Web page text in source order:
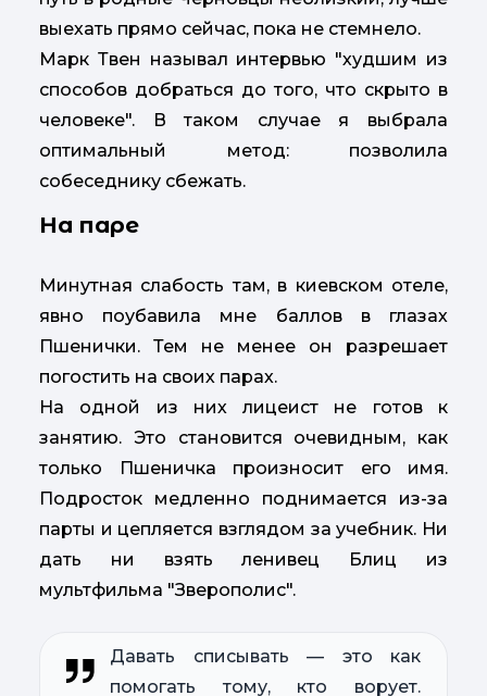
выехать прямо сейчас, пока не стемнело.
Марк Твен называл интервью "худшим из
способов добраться до того, что скрыто в
человеке". В таком случае я выбрала
оптимальный метод: позволила
собеседнику сбежать.
На паре
Минутная слабость там, в киевском отеле,
явно поубавила мне баллов в глазах
Пшенички. Тем не менее он разрешает
погостить на своих парах.
На одной из них лицеист не готов к
занятию. Это становится очевидным, как
только Пшеничка произносит его имя.
Подросток медленно поднимается из-за
парты и цепляется взглядом за учебник. Ни
дать ни взять ленивец Блиц из
мультфильма "Зверополис".
Давать списывать — это как
помогать тому, кто ворует.